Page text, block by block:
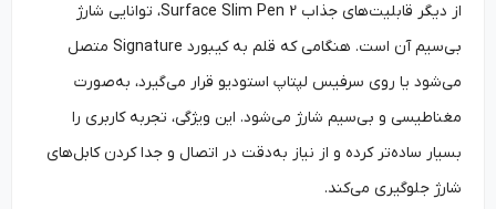
از دیگر قابلیت‌های جذاب Surface Slim Pen 2، توانایی شارژ
بی‌سیم آن است. هنگامی که قلم به کیبورد Signature متصل
می‌شود یا روی سرفیس لپتاپ استودیو قرار می‌گیرد، به‌صورت
مغناطیسی و بی‌سیم شارژ می‌شود. این ویژگی، تجربه کاربری را
بسیار ساده‌تر کرده و از نیاز به‌‌دقت در اتصال و جدا کردن کابل‌های
شارژ جلوگیری می‌کند.